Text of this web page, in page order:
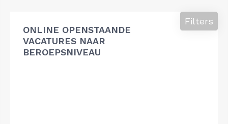
ONLINE OPENSTAANDE
VACATURES NAAR
BEROEPSNIVEAU
Filters